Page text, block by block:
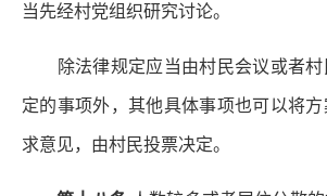
当先经村党组织研究讨论。
除法律规定应当由村民会议或者村
定的事项外，其他具体事项也可以将
求意见，由村民投票决定。